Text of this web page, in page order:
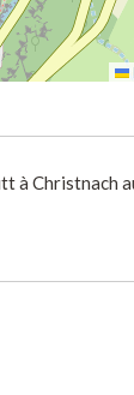
à Christnach